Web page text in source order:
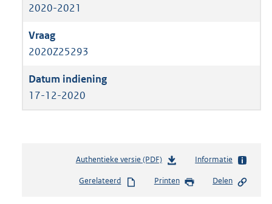
2020-2021
2020Z25293
17-12-2020
Authentieke versie (PDF)b
s
Informatie
Gerelateerd Printen Delen